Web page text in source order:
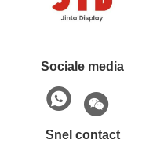
Sociale media
Snel contact